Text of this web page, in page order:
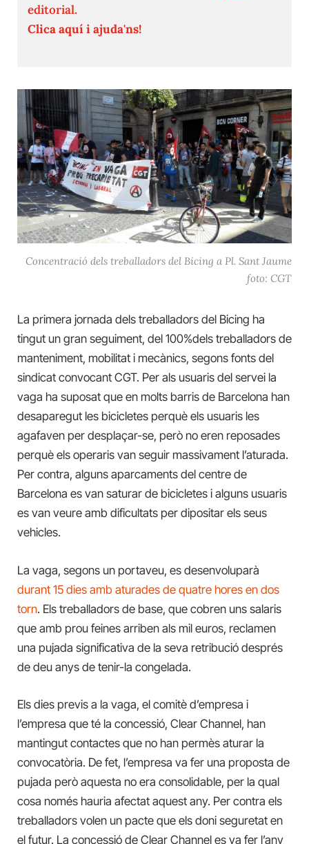
editorial.
Clica aquí i ajuda'ns!
Concentració dels treballadors del Bicing a Pl. Sant Jaume
foto: CGT
La primera jornada dels treballadors del Bicing ha
tingut un gran seguiment, del 100%dels treballadors de
manteniment, mobilitat i mecànics, segons fonts del
sindicat convocant CGT. Per als usuaris del servei la
vaga ha suposat que en molts barris de Barcelona han
desaparegut les bicicletes perquè els usuaris les
agafaven per desplaçar-se, però no eren reposades
perquè els operaris van seguir massivament l’aturada.
Per contra, alguns aparcaments del centre de
Barcelona es van saturar de bicicletes i alguns usuaris
es van veure amb dificultats per dipositar els seus
vehicles.
La vaga, segons un portaveu, es desenvoluparà
durant 15 dies amb aturades de quatre hores en dos
torn. Els treballadors de base, que cobren uns salaris
que amb prou feines arriben als mil euros, reclamen
una pujada significativa de la seva retribució després
de deu anys de tenir-la congelada.
Els dies previs a la vaga, el comitè d’empresa i
l’empresa que té la concessió, Clear Channel, han
mantingut contactes que no han permès aturar la
convocatòria. De fet, l’empresa va fer una proposta de
pujada però aquesta no era consolidable, per la qual
cosa només hauria afectat aquest any. Per contra els
treballadors volen un pacte que els doni seguretat en
el futur. La concessió de Clear Channel es va fer l’any